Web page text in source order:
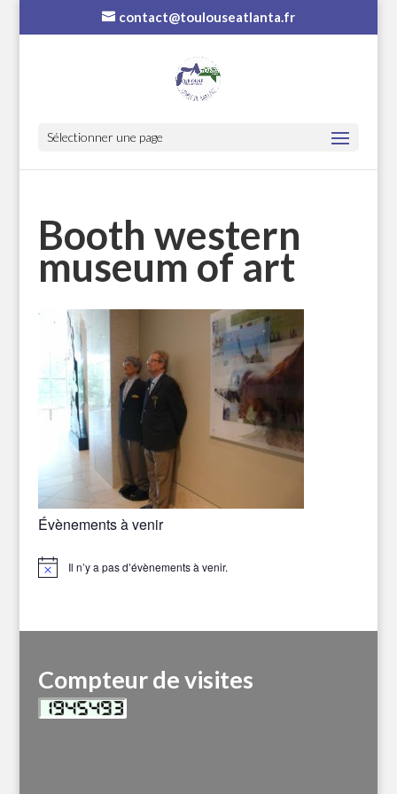
contact@toulouseatlanta.fr
Sélectionner une page
Booth western
museum of art
Évènements à venir
Notice Il n’y a pas d’évènements à venir.
Compteur de visites